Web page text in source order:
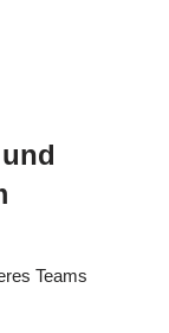
Teams